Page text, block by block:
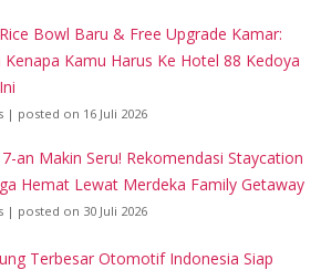
Bowl Baru & Free Upgrade Kamar:
Kenapa Kamu Harus Ke Hotel 88 Kedoya
| posted on 16 Juli 2026
an Makin Seru! Rekomendasi Staycation
Hemat Lewat Merdeka Family Getaway
| posted on 30 Juli 2026
Terbesar Otomotif Indonesia Siap